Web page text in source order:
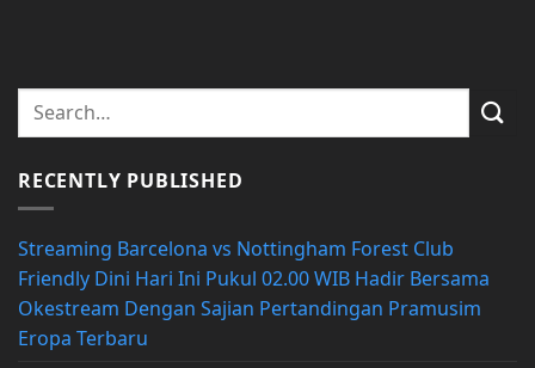
RECENTLY PUBLISHED
Streaming Barcelona vs Nottingham Forest Club
Friendly Dini Hari Ini Pukul 02.00 WIB Hadir Bersama
Okestream Dengan Sajian Pertandingan Pramusim
Eropa Terbaru